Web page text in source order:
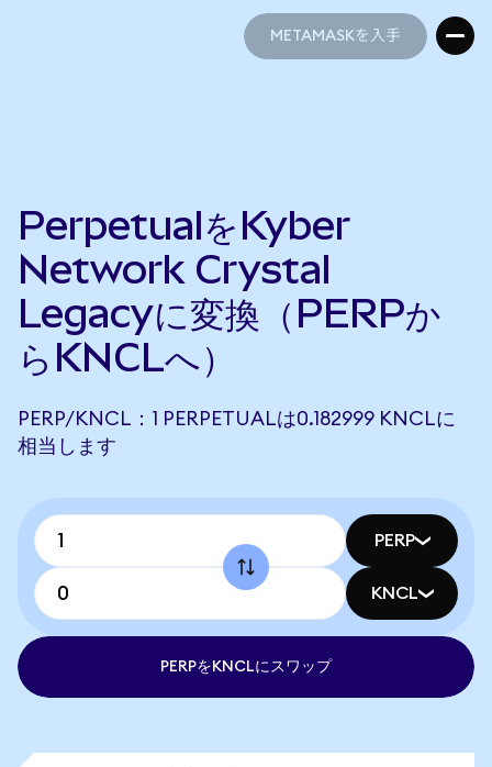
METAMASKを入手
PerpetualをKyber
Network Crystal
Legacyに変換（PERPか
らKNCLへ）
PERP/KNCL：1 PERPETUALは0.182999 KNCLに
相当します
PERP
KNCL
PERPをKNCLにスワップ